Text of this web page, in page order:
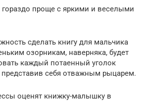
гораздо проще с яркими и веселыми
сделать книгу для мальчика
озорникам, наверняка, будет
каждый потаенный уголок
представив себя отважным рыцарем.
оценят книжку-малышку в